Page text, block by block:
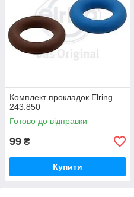
Комплект прокладок Elring
243.850
Готово до відправки
99 ₴
Купити